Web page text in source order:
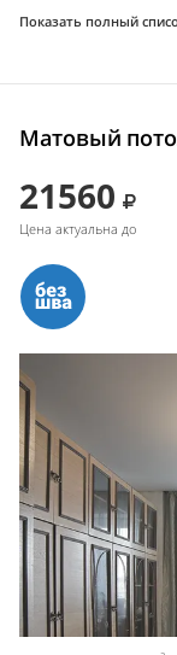
Показать полный
Матовый
21560
Цена актуальна до